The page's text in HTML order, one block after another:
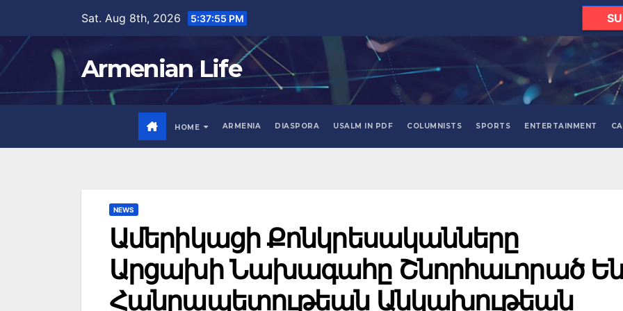
content
Sat. Aug 8th, 2026 5:37:56 PM
Armenian Life
HOME ARMENIA DIASPORA USALM IN PDF COLUMNISTS SPORTS ENTERTAINMENT
NEWS
Ամերիկացի Քոնկրեսականները
Արցախի Նախագահը Շնորհաւորած Են
Հանրապետութեան Անկախութեան